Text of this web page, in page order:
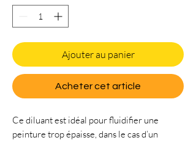
Ajouter au panier
Acheter cet article
Ce diluant est idéal pour fluidifier une
peinture trop épaisse, dans le cas d’un